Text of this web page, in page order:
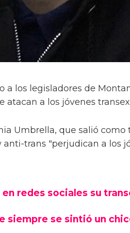
a los legisladores de
atacan a los jóvenes
Umbrella, que salió
trans "perjudican a los
redes sociales su
siempre se sintió un